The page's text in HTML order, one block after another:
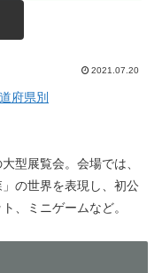
2021.07.20
府県別
型展覧会。会場では、
の世界を表現し、初公
、ミニゲームなど。